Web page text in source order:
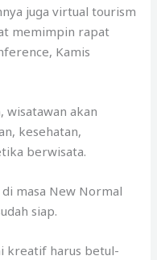
juga virtual tourism
memimpin rapat
Kamis
wisatawan akan
kesehatan,
berwisata.
masa New Normal
siap.
kreatif harus betul-